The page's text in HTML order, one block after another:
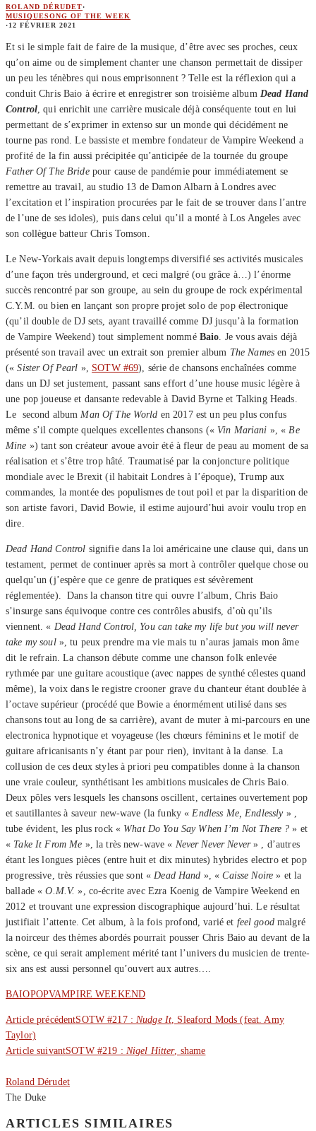
ROLAND DÉRUDET·
MUSIQUESONG OF THE WEEK
·12 FÉVRIER 2021
Et si le simple fait de faire de la musique, d’être avec ses proches, ceux
qu’on aime ou de simplement chanter une chanson permettait de dissiper
un peu les ténèbres qui nous emprisonnent ? Telle est la réflexion qui a
conduit Chris Baio à écrire et enregistrer son troisième album Dead Hand
Control, qui enrichit une carrière musicale déjà conséquente tout en lui
permettant de s’exprimer in extenso sur un monde qui décidément ne
tourne pas rond. Le bassiste et membre fondateur de Vampire Weekend a
profité de la fin aussi précipitée qu’anticipée de la tournée du groupe
Father Of The Bridepour cause de pandémie pour immédiatement se
remettre au travail, au studio 13 de Damon Albarn à Londres avec
l’excitation et l’inspiration procurées par le fait de se trouver dans l’antre
de l’une de ses idoles), puis dans celui qu’il a monté à Los Angeles avec
son collègue batteur Chris Tomson.
Le New-Yorkais avait depuis longtemps diversifié ses activités musicales
d’une façon très underground, et ceci malgré (ou grâce à…) l’énorme
succès rencontré par son groupe, au sein du groupe de rock expérimental
C.Y.M. ou bien en lançant son propre projet solo de pop électronique
(qu’il double de DJ sets, ayant travaillé comme DJ jusqu’à la formation
de Vampire Weekend) tout simplement nommé Baio. Je vous avais déjà
présenté son travail avec un extrait son premier album The Namesen 2015
(«Sister Of Pearl », SOTW #69), série de chansons enchaînées comme
dans un DJ set justement, passant sans effort d’une house music légère à
une pop joueuse et dansante redevable à David Byrne et Talking Heads.
Le second albumMan Of The World en 2017 est un peu plus confus
même s’il compte quelques excellentes chansons (« Vin Mariani », «Be
Mine ») tant son créateur avoue avoir été à fleur de peau au moment de sa
réalisation et s’être trop hâté. Traumatisé par la conjoncture politique
mondiale avec le Brexit (il habitait Londres à l’époque), Trump aux
commandes, la montée des populismes de tout poil et par la disparition de
son artiste favori, David Bowie, il estime aujourd’hui avoir voulu trop en
dire.
Dead Hand Control signifie dans la loi américaine une clause qui, dans un
testament, permet de continuer après sa mort à contrôler quelque chose ou
quelqu’un (j’espère que ce genre de pratiques est sévèrement
réglementée). Dans la chanson titre qui ouvre l’album, Chris Baio
s’insurge sans équivoque contre ces contrôles abusifs, d’où qu’ils
viennent. « Dead Hand Control, You can take my life but you will never
take my soul », tu peux prendre ma vie mais tu n’auras jamais mon âme
dit le refrain. La chanson débute comme une chanson folk enlevée
rythmée par une guitare acoustique (avec nappes de synthé célestes quand
même), la voix dans le registre crooner grave du chanteur étant doublée à
l’octave supérieur (procédé que Bowie a énormément utilisé dans ses
chansons tout au long de sa carrière), avant de muter à mi-parcours en une
electronica hypnotique et voyageuse (les chœurs féminins et le motif de
guitare africanisants n’y étant par pour rien), invitant à la danse. La
collusion de ces deux styles à priori peu compatibles donne à la chanson
une vraie couleur, synthétisant les ambitions musicales de Chris Baio.
Deux pôles vers lesquels les chansons oscillent, certaines ouvertement pop
et sautillantes à saveur new-wave (la funky «Endless Me, Endlessly » ,
tube évident, les plus rock « What Do You Say When I’m Not There ?» et
« Take It From Me », la très new-wave « Never Never Never» , d’autres
étant les longues pièces (entre huit et dix minutes) hybrides electro et pop
progressive, très réussies que sont «Dead Hand », «Caisse Noire» et la
ballade «O.M.V.», co-écrite avec Ezra Koenig de Vampire Weekend en
2012 et trouvant une expression discographique aujourd’hui. Le résultat
justifiait l’attente. Cet album, à la fois profond, varié et feel good malgré
la noirceur des thèmes abordés pourrait pousser Chris Baio au devant de la
scène, ce qui serait amplement mérité tant l’univers du musicien de trente-
six ans est aussi personnel qu’ouvert aux autres….
BAIOPOPVAMPIRE WEEKEND
Article précédentSOTW #217 :Nudge It, Sleaford Mods (feat. Amy
Taylor)
Article suivantSOTW #219 : Nigel Hitter, shame
Roland Dérudet
The Duke
ARTICLES SIMILAIRES